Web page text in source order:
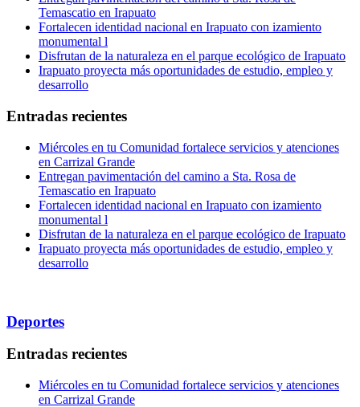
Temascatio en Irapuato
Fortalecen identidad nacional en Irapuato con izamiento
monumental l
Disfrutan de la naturaleza en el parque ecológico de Irapuato
Irapuato proyecta más oportunidades de estudio, empleo y
desarrollo
Entradas recientes
Miércoles en tu Comunidad fortalece servicios y atenciones
en Carrizal Grande
Entregan pavimentación del camino a Sta. Rosa de
Temascatio en Irapuato
Fortalecen identidad nacional en Irapuato con izamiento
monumental l
Disfrutan de la naturaleza en el parque ecológico de Irapuato
Irapuato proyecta más oportunidades de estudio, empleo y
desarrollo
Deportes
Entradas recientes
Miércoles en tu Comunidad fortalece servicios y atenciones
en Carrizal Grande